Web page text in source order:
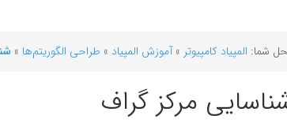
شما: المپیاد کامپیوتر »آموزش المپیاد » طراحی الگوریتم‌ها »
مرکز گراف